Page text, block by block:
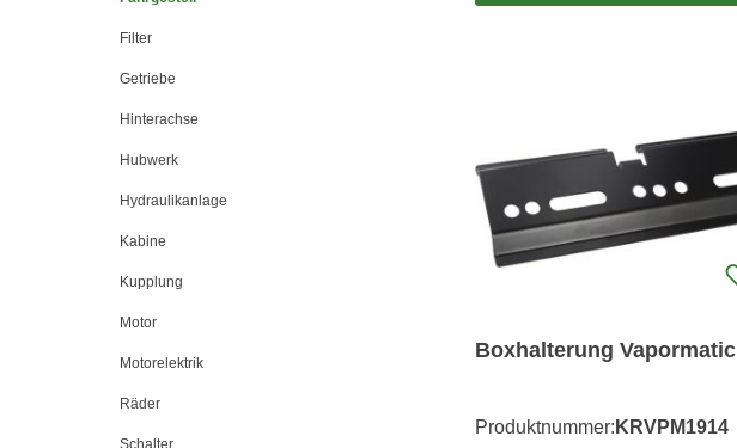
Filter
Getriebe
Hinterachse
Hubwerk
Hydraulikanlage
Kabine
Kupplung
Motor
Motorelektrik
Räder
Schalter
Boxhalterung Vapormatic
Produktnummer: KRVPM1914